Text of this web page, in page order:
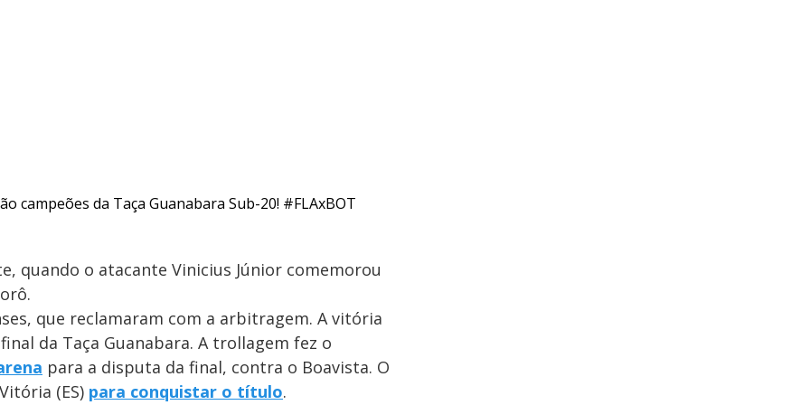
campeões da Taça Guanabara Sub-20! #FLAxBOT
quando o atacante Vinicius Júnior comemorou
que reclamaram com a arbitragem. A vitória
da Taça Guanabara. A trollagem fez o
para a disputa da final, contra o Boavista. O
(ES) para conquistar o título.